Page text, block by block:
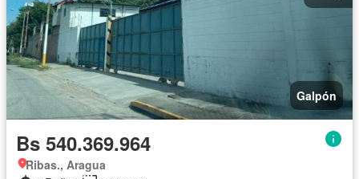
Galpón
Bs 540.369.964
Ribas., Aragua